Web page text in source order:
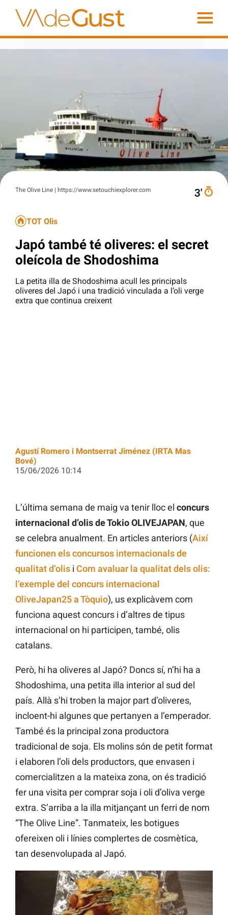
The Olive Line | https://www.setouchiexplorer.com 3′
TOT Olis
Japó també té oliveres: el secret
oleícola de Shodoshima
La petita illa de Shodoshima acull les principals
oliveres del Japó i una tradició vinculada a l’oli verge
extra que continua creixent
Agustí Romero i Montserrat Jiménez (IRTA Mas
Bové)
15/06/2026 10:14
L’última semana de maig va tenir lloc el concurs
internacional d’olis de Tokio OLIVEJAPAN, que
se celebra anualment. En articles anteriors (Així
funcionen els concursos internacionals de
qualitat d’olis i Com avaluar la qualitat dels olis:
l’exemple del concurs internacional
OliveJapan25 a Tòquio), us explicàvem com
funciona aquest concurs i d’altres de tipus
internacional on hi participen, també, olis
catalans.
Però, hi ha oliveres al Japó? Doncs sí, n’hi ha a
Shodoshima, una petita illa interior al sud del
país. Allà s’hi troben la major part d’oliveres,
incloent-hi algunes que pertanyen a l’emperador.
També és la principal zona productora
tradicional de soja. Els molins són de petit format
i elaboren l’oli dels productors, que envasen i
comercialitzen a la mateixa zona, on és tradició
fer una visita per comprar soja i oli d’oliva verge
extra. S’arriba a la illa mitjançant un ferri de nom
“The Olive Line”. Tanmateix, les botigues
ofereixen oli i línies complertes de cosmètica,
tan desenvolupada al Japó.